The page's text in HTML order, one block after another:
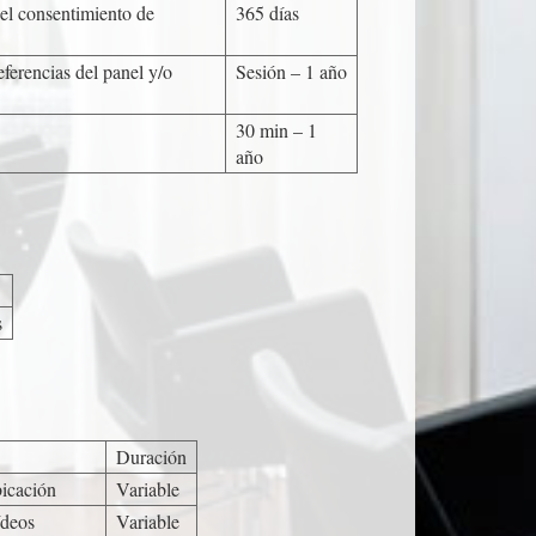
consentimiento de 365 días
del panel y/o Sesión – 1 año
30 min – 1
año
Duración
Variable
Variable